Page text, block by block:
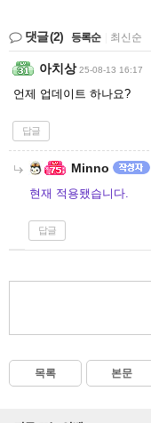
댓글(2) 등록순 최신순
아치상 25-08-13 16:17
언제 업데이트 하나요?
답글
Minno
현재 적용됐습니다.
답글
목록 본문